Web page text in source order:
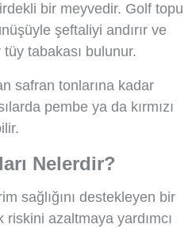
bir meyvedir. Golf topu
şeftaliyi andırır ve
tabakası bulunur.
safran tonlarına kadar
pembe ya da kırmızı
Nelerdir?
sağlığını destekleyen bir
riskini azaltmaya yardımcı